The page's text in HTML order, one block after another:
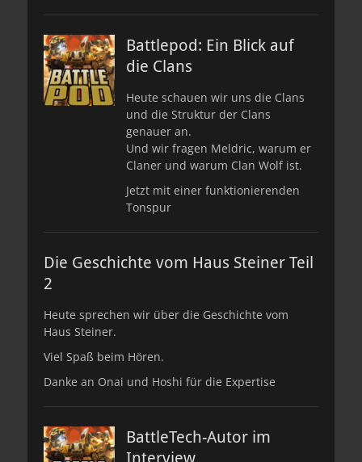
Battlepod: Ein Blick auf
die Clans
Heute schauen wir uns die Clans
und die Struktur der Clans
genauer an.
Und wir fragen Meldric, warum er
Claner und warum Clan Wolf ist.
Jetzt mit einer funktionierenden
Tonspur
Die Geschichte vom Haus Steiner Teil
2
Heute sprechen wir über die Geschichte vom
Haus Steiner.
Viel Spaß beim Hören.
Danke an Onai und Hoshi für die Expertise
BattleTech-Autor im
Interview